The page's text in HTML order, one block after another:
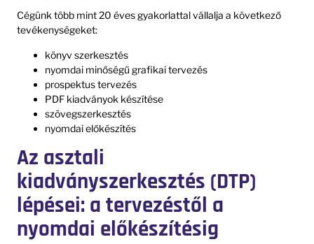
Cégünk több mint 20 éves gyakorlattal vállalja a következő
tevékenységeket:
könyv szerkesztés
nyomdai minőségű grafikai tervezés
prospektus tervezés
PDF kiadványok készítése
szövegszerkesztés
nyomdai előkészítés
Az asztali
kiadványszerkesztés (DTP)
lépései: a tervezéstől a
nyomdai előkészítésig